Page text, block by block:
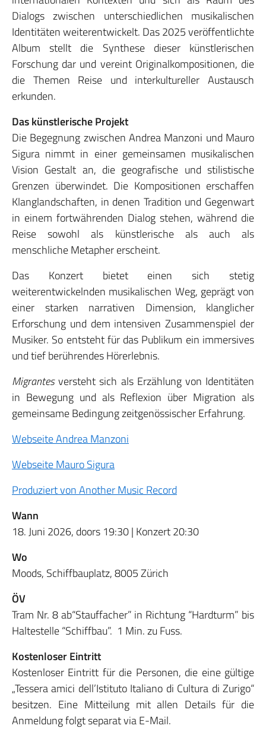
Dialogs zwischen unterschiedlichen musikalischen
Identitäten weiterentwickelt. Das 2025 veröffentlichte
Album stellt die Synthese dieser künstlerischen
Forschung dar und vereint Originalkompositionen, die
die Themen Reise und interkultureller Austausch
erkunden.
Das künstlerische Projekt
Die Begegnung zwischen Andrea Manzoni und Mauro
Sigura nimmt in einer gemeinsamen musikalischen
Vision Gestalt an, die geografische und stilistische
Grenzen überwindet. Die Kompositionen erschaffen
Klanglandschaften, in denen Tradition und Gegenwart
in einem fortwährenden Dialog stehen, während die
Reise sowohl als künstlerische als auch als
menschliche Metapher erscheint.
Das Konzert bietet einen sich stetig
weiterentwickelnden musikalischen Weg, geprägt von
einer starken narrativen Dimension, klanglicher
Erforschung und dem intensiven Zusammenspiel der
Musiker. So entsteht für das Publikum ein immersives
und tief berührendes Hörerlebnis.
Migrantesversteht sich als Erzählung von Identitäten
in Bewegung und als Reflexion über Migration als
gemeinsame Bedingung zeitgenössischer Erfahrung.
Webseite Andrea Manzoni
Webseite Mauro Sigura
Produziert von Another Music Record
Wann
18. Juni 2026, doors 19:30 | Konzert 20:30
Wo
Moods, Schiffbauplatz, 8005 Zürich
ÖV
Tram Nr. 8 ab“Stauffacher” in Richtung “Hardturm” bis
Haltestelle “Schiffbau”. 1 Min. zu Fuss.
Kostenloser Eintritt
Kostenloser Eintritt für die Personen, die eine gültige
„Tessera amici dell’Istituto Italiano di Cultura di Zurigo“
besitzen. Eine Mitteilung mit allen Details für die
Anmeldung folgt separat via E-Mail.